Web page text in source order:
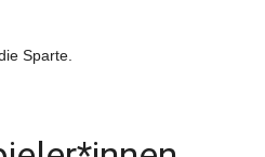
Sparte.